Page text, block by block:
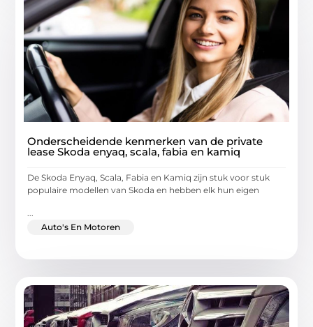
Onderscheidende kenmerken van de private
lease Skoda enyaq, scala, fabia en kamiq
De Skoda Enyaq, Scala, Fabia en Kamiq zijn stuk voor stuk
populaire modellen van Skoda en hebben elk hun eigen
Auto's En Motoren